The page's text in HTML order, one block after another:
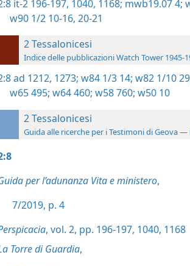
it-2 196-197, 1040, 1168; mwb19.07 4;
w90 1/2 10-16, 20-21
2 Tessalonicesi
Indice delle pubblicazioni Watch Tower 1945-
ad 1212, 1273; w84 1/3 14; w82 1/10
w65 495; w64 460; w58 760; w50 10
2 Tessalonicesi
Guida alle ricerche per i Testimoni di Geova —
per l’adunanza Vita e ministero,
7/2019, p. 4
, vol. 2, pp. 196-197, 1040, 1168
Torre di Guardia,